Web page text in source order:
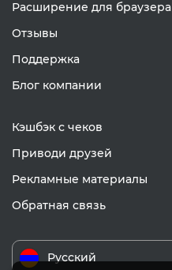
Расширение для браузера
Отзывы
Поддержка
Блог компании
Кэшбэк с чеков
Приводи друзей
Рекламные материалы
Обратная связь
Русский